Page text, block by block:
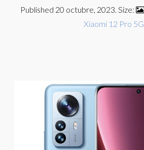
Published 20 octubre, 2023. Size:
Xiaomi 12 Pro 5G